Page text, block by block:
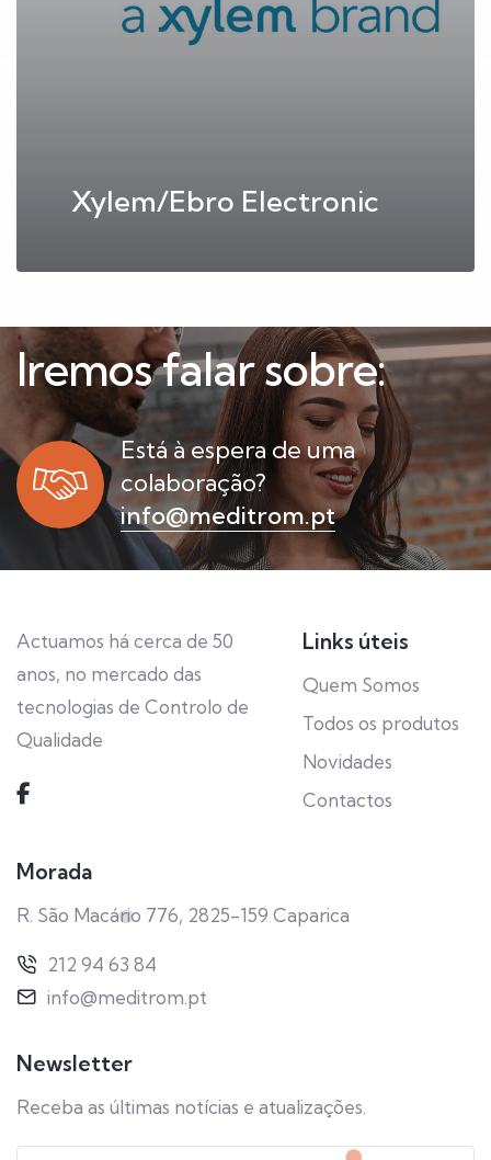
Xylem/Ebro Electronic
Iremos falar sobre:
Está à espera de uma
colaboração?
info@meditrom.pt
Actuamos há cerca de 50
anos, no mercado das
tecnologias de Controlo de
Qualidade
Links úteis
Quem Somos
Todos os produtos
Novidades
Contactos
Morada
R. São Macário 776, 2825-159 Caparica
212 94 63 84
info@meditrom.pt
Newsletter
Receba as últimas notícias e atualizações.